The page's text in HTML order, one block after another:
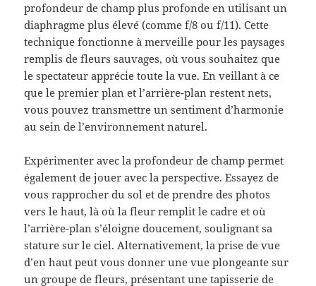
profondeur de champ plus profonde en utilisant un
diaphragme plus élevé (comme f/8 ou f/11). Cette
technique fonctionne à merveille pour les paysages
remplis de fleurs sauvages, où vous souhaitez que
le spectateur apprécie toute la vue. En veillant à ce
que le premier plan et l’arrière-plan restent nets,
vous pouvez transmettre un sentiment d’harmonie
au sein de l’environnement naturel.
Expérimenter avec la profondeur de champ permet
également de jouer avec la perspective. Essayez de
vous rapprocher du sol et de prendre des photos
vers le haut, là où la fleur remplit le cadre et où
l’arrière-plan s’éloigne doucement, soulignant sa
stature sur le ciel. Alternativement, la prise de vue
d’en haut peut vous donner une vue plongeante sur
un groupe de fleurs, présentant une tapisserie de